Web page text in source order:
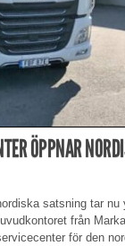
ÖPPNAR
satsning tar
från
för den